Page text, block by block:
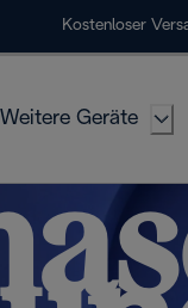
Kostenloser
Weitere Geräte